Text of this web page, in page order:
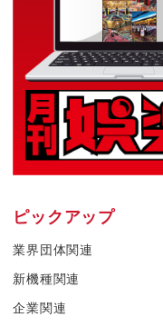
ピックアップ
業界団体関連
新機種関連
企業関連